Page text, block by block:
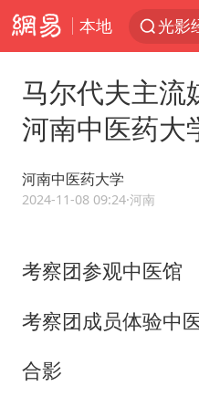
本地
光影
情
酒店
马尔代夫主流
河南中医药大
河南中医药大学
2024-11-08 09:24·河南
考察团参观中医馆
考察团成员体验中
合影